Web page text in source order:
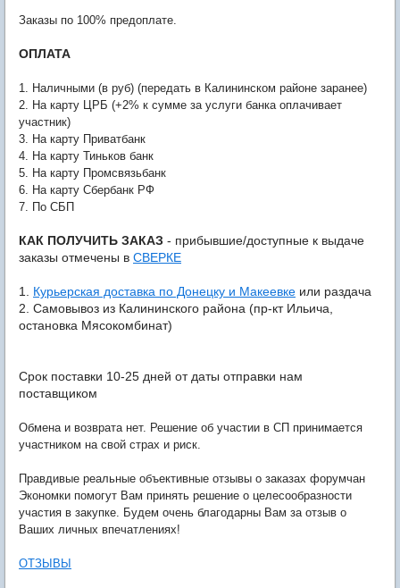
Заказы по 100% предоплате.
ОПЛАТА
1. Наличными (в руб) (передать в Калининском районе заранее)
2. На карту ЦРБ (+2% к сумме за услуги банка оплачивает
участник)
3. На карту Приватбанк
4. На карту Тиньков банк
5. На карту Промсвязьбанк
6. На карту Сбербанк РФ
7. По СБП
КАК ПОЛУЧИТЬ ЗАКАЗ - прибывшие/доступные к выдаче
заказы отмечены в СВЕРКЕ
1. Курьерская доставка по Донецку и Макеевке или раздача
2. Самовывоз из Калининского района (пр-кт Ильича,
остановка Мясокомбинат)
Срок поставки 10-25 дней от даты отправки нам
поставщиком
Обмена и возврата нет. Решение об участии в СП принимается
участником на свой страх и риск.
Правдивые реальные объективные отзывы о заказах форумчан
Экономки помогут Вам принять решение о целесообразности
участия в закупке. Будем очень благодарны Вам за отзыв о
Ваших личных впечатлениях!
ОТЗЫВЫ